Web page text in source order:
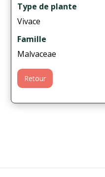
Type de plante
Vivace
Famille
Malvaceae
Retour